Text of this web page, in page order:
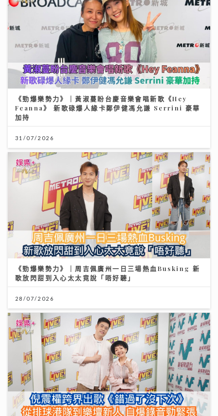
《勁爆樂勢力》｜黃淑蔓盼台慶音樂會唱新歌《Hey
Feanna》 新歌碌爆人緣卡鄭伊健馮允謙 Serrini 豪華
加持
31/07/2026
《勁爆樂勢力》｜周吉佩廣州一日三場熱血Busking 新
歌放閃甜到入心太太竟說「唔好聽」
28/07/2026